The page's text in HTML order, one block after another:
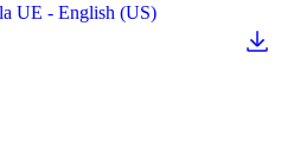
UE - English (US)